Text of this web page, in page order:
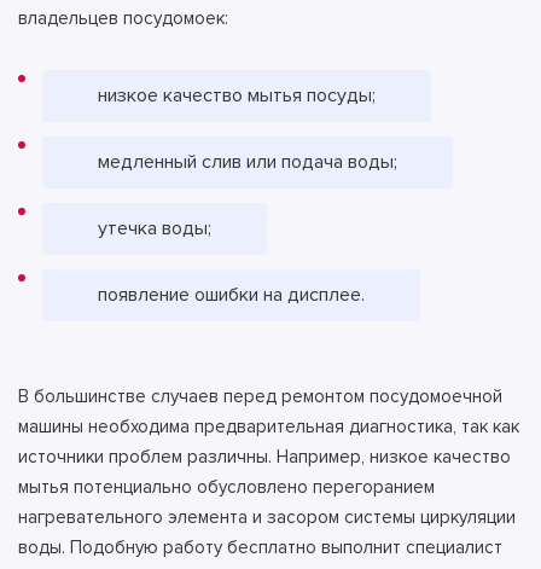
владельцев посудомоек:
низкое качество мытья посуды;
медленный слив или подача воды;
утечка воды;
появление ошибки на дисплее.
В большинстве случаев перед ремонтом посудомоечной
машины необходима предварительная диагностика, так как
источники проблем различны. Например, низкое качество
мытья потенциально обусловлено перегоранием
нагревательного элемента и засором системы циркуляции
воды. Подобную работу бесплатно выполнит специалист